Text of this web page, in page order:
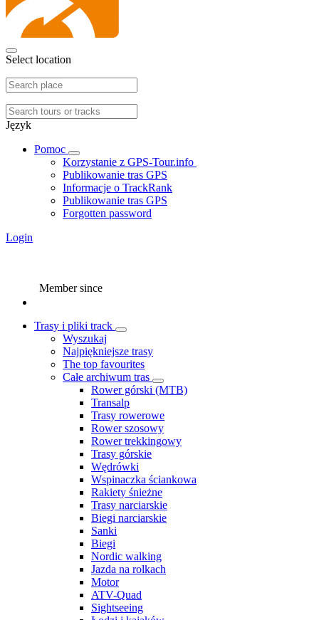
Select location
Język
Pomoc
Korzystanie z GPS-Tour.info
Publikowanie tras GPS
Informacje o TrackRank
Publikowanie tras GPS
Forgotten password
Login
Member since
Trasy i pliki track
Wyszukaj
Najpiękniejsze trasy
The top favourites
Całe archiwum tras
Rower górski (MTB)
Transalp
Trasy rowerowe
Rower szosowy
Rower trekkingowy
Trasy górskie
Wędrówki
Wspinaczka ściankowa
Rakiety śnieżne
Trasy narciarskie
Biegi narciarskie
Sanki
Biegi
Nordic walking
Jazda na rolkach
Motor
ATV-Quad
Sightseeing